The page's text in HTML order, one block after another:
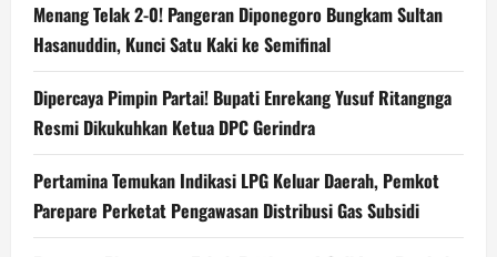
Menang Telak 2-0! Pangeran Diponegoro Bungkam Sultan
Hasanuddin, Kunci Satu Kaki ke Semifinal
Dipercaya Pimpin Partai! Bupati Enrekang Yusuf Ritangnga
Resmi Dikukuhkan Ketua DPC Gerindra
Pertamina Temukan Indikasi LPG Keluar Daerah, Pemkot
Parepare Perketat Pengawasan Distribusi Gas Subsidi